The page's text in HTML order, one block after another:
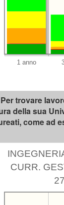
trovare
della sua
come ad
CURR.